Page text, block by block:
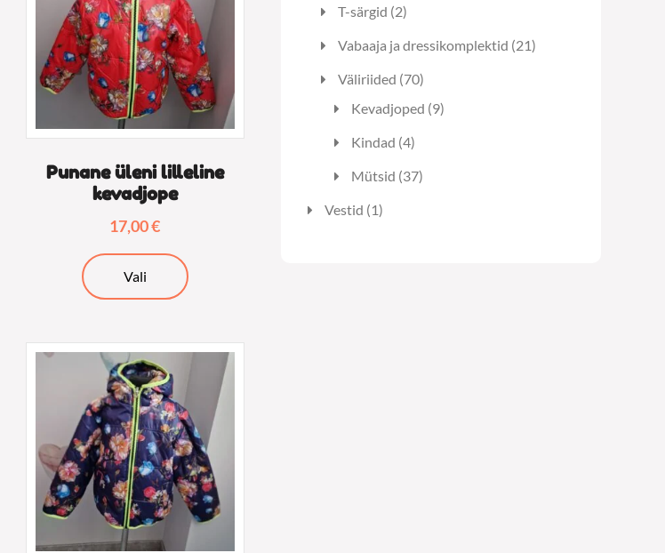
teha
tootelehel.
Punane üleni lilleline
kevadjope
17,00€
Vali
tootel
varianti.
Valikuid
saab
teha
tootelehel.
T-särgid 22
Vabaaja ja dressikomplektid 2121
Väliriided 7070
toodet
Kevadjoped 99
Kindad 44
Mütsid 3737
Vestid 11